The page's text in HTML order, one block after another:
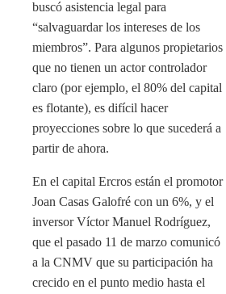
buscó asistencia legal para
“salvaguardar los intereses de los
miembros”. Para algunos propietarios
que no tienen un actor controlador
claro (por ejemplo, el 80% del capital
es flotante), es difícil hacer
proyecciones sobre lo que sucederá a
partir de ahora.
En el capital Ercros están el promotor
Joan Casas Galofré con un 6%, y el
inversor Víctor Manuel Rodríguez,
que el pasado 11 de marzo comunicó
a la CNMV que su participación ha
crecido en el punto medio hasta el